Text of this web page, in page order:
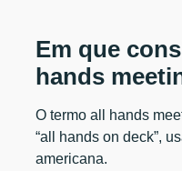
Em que
hands
O termo all hands
“all hands on deck”,
americana.